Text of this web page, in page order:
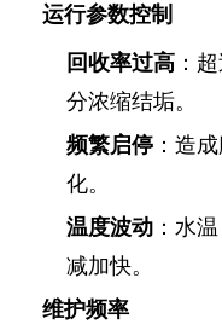
运行参数控制
回收率过高 ：
分浓缩结垢。
频繁启停 ：造
化。
温度波动 ：水
减加快。
维护频率